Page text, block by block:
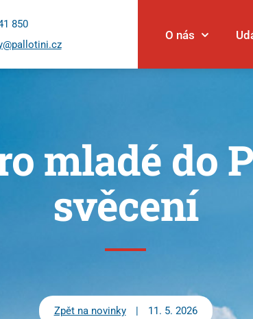
Novinky Povolání
+420 733 741 850
850
O nás
mladé do
svěcení
Zpět na novinky | 11. 5. 2026